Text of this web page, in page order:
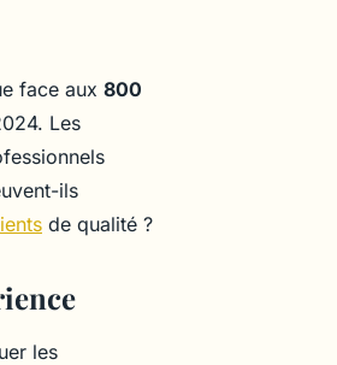
face aux 800
Les
ils
de qualité ?
les